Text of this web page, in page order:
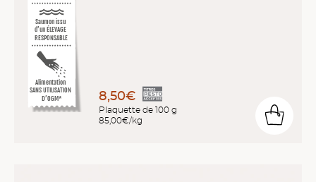
Alimentation
SANS UTILISATION
D’OGM*
Saumon issu
d’un ÉLEVAGE
RESPONSABLE
8,50€
Plaquette de 100 g
85,00€/kg